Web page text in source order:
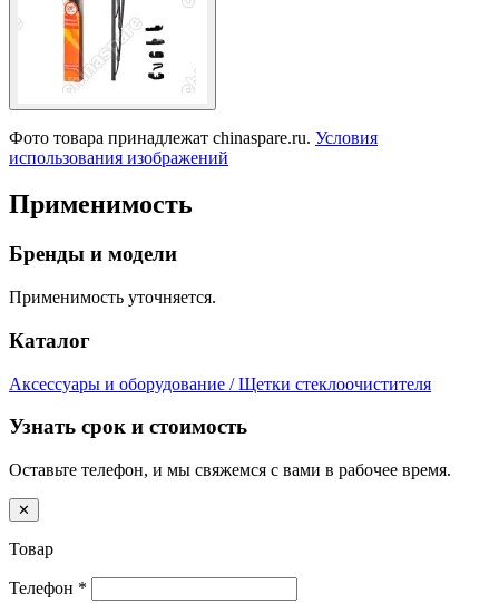
Фото товара принадлежат chinaspare.ru. Условия
использования изображений
Применимость
Бренды и модели
Применимость уточняется.
Каталог
Аксессуары и оборудование / Щетки стеклоочистителя
Узнать срок и стоимость
Оставьте телефон, и мы свяжемся с вами в рабочее время.
✕
Товар
Телефон *